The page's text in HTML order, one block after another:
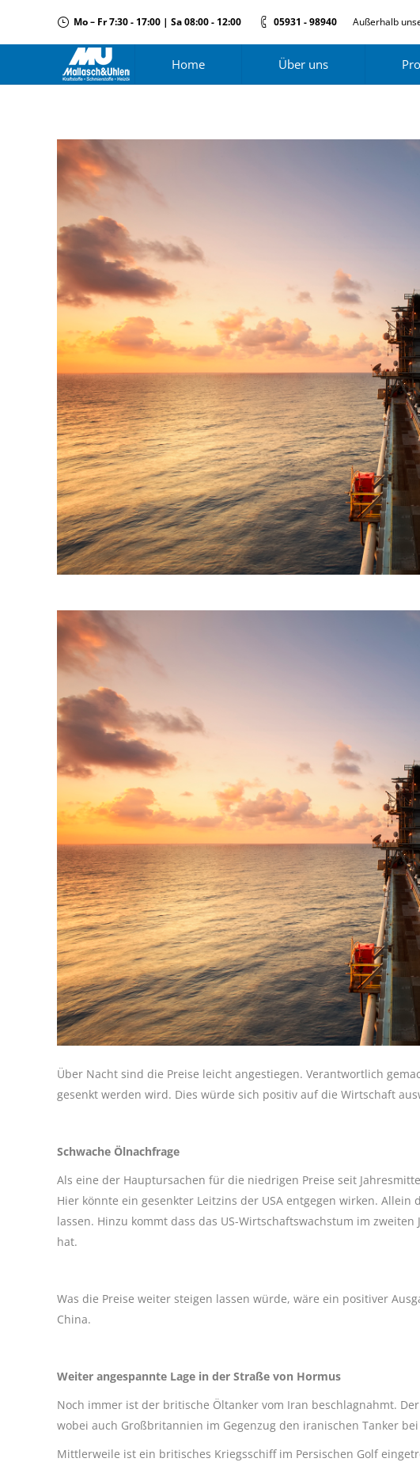
Mo – Fr 7:30 - 17:00 | Sa 08:00 - 12:00 05931 - 98940 Außerhalb
Home Über uns
Über Nacht sind die Preise leicht angestiegen. Verantwortlich
gesenkt werden wird. Dies würde sich positiv auf die Wirtschaft
Schwache Ölnachfrage
Als eine der Hauptursachen für die niedrigen Preise seit
Hier könnte ein gesenkter Leitzins der USA entgegen wirken.
lassen. Hinzu kommt dass das US-Wirtschaftswachstum im
hat.
Was die Preise weiter steigen lassen würde, wäre ein positiver
China.
Weiter angespannte Lage in der Straße von Hormus
Noch immer ist der britische Öltanker vom Iran beschlagnahmt.
wobei auch Großbritannien im Gegenzug den iranischen Tanker
Mittlerweile ist ein britisches Kriegsschiff im Persischen Golf